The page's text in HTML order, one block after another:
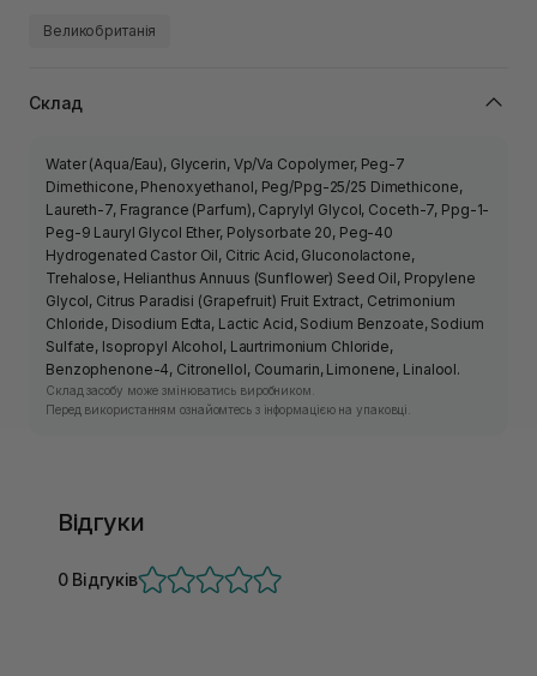
Великобританія
Склад
Water (Aqua/Eau), Glycerin, Vp/Va Copolymer, Peg-7
Dimethicone, Phenoxyethanol, Peg/Ppg-25/25 Dimethicone,
Laureth-7, Fragrance (Parfum), Caprylyl Glycol, Coceth-7, Ppg-1-
Peg-9 Lauryl Glycol Ether, Polysorbate 20, Peg-40
Hydrogenated Castor Oil, Citric Acid, Gluconolactone,
Trehalose, Helianthus Annuus (Sunflower) Seed Oil, Propylene
Glycol, Citrus Paradisi (Grapefruit) Fruit Extract, Cetrimonium
Chloride, Disodium Edta, Lactic Acid, Sodium Benzoate, Sodium
Sulfate, Isopropyl Alcohol, Laurtrimonium Chloride,
Benzophenone-4, Citronellol, Coumarin, Limonene, Linalool.
Склад засобу може змінюватись виробником.
Перед використанням ознайомтесь з інформацією на упаковці.
Відгуки
0 Відгуків